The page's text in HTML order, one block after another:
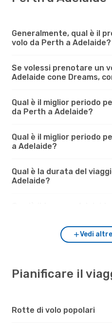
Generalmente, qual è il
volo da Perth a Adelaide?
Se volessi prenotare un
Adelaide cone Dreams,
Qual è il miglior periodo
da Perth a Adelaide?
Qual è il miglior periodo
a Adelaide?
Qual è la durata del
Adelaide?
Vedi
Pianificare il
Rotte di volo popolari